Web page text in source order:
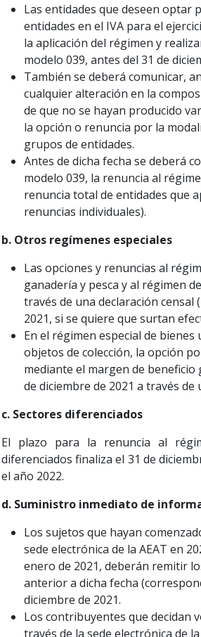
Las entidades que deseen optar
entidades en el IVA para el
la aplicación del régimen y
modelo 039, antes del 31 de
También se deberá comunicar,
cualquier alteración en la
de que no se hayan producido
la opción o renuncia por la
grupos de entidades.
Antes de dicha fecha se deberá
modelo 039, la renuncia al
renuncia total de entidades que
renuncias individuales).
b. Otros regímenes especiales
Las opciones y renuncias al
ganadería y pesca y al régimen
través de una declaración censal
2021, si se quiere que surtan
En el régimen especial de
objetos de colección, la opción
mediante el margen de
de diciembre de 2021 a través de
c. Sectores diferenciados
El plazo para la renuncia al
diferenciados finaliza el 31 de
el año 2022.
d. Suministro inmediato de
Los sujetos que hayan
sede electrónica de la AEAT en
enero de 2021, deberán remitir
anterior a dicha fecha
diciembre de 2021.
Los contribuyentes que decidan
través de la sede electrónica de